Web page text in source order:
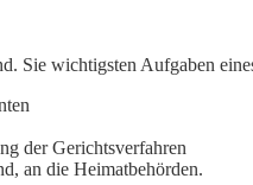
Sie wichtigsten Aufgaben
der Gerichtsverfahren
an die Heimatbehörden.